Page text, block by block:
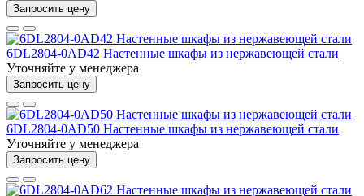
Запросить цену
6DL2804-0AD42 Настенные шкафы из нержавеющей стали
Уточняйте у менеджера
Запросить цену
6DL2804-0AD50 Настенные шкафы из нержавеющей стали
Уточняйте у менеджера
Запросить цену